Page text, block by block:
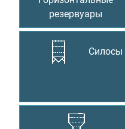
резервуары
Силосы